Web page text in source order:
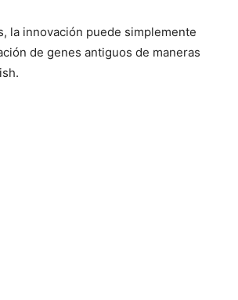
la innovación puede simplemente
de genes antiguos de maneras